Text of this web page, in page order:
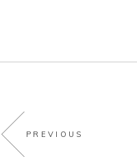
PREVIOUS